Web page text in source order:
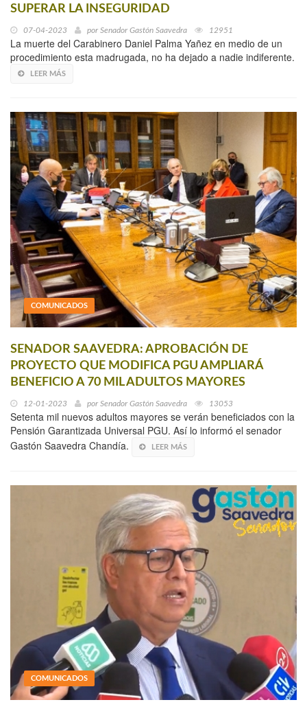
SUPERAR LA INSEGURIDAD
07-04-2023 por Senador Gastón Saavedra 12951
La muerte del Carabinero Daniel Palma Yañez en medio de un
procedimiento esta madrugada, no ha dejado a nadie indiferente.
LEER MÁS
COMUNICADOS
SENADOR SAAVEDRA: APROBACIÓN DE
PROYECTO QUE MODIFICA PGU AMPLIARÁ
BENEFICIO A 70 MIL ADULTOS MAYORES
12-01-2023 por Senador Gastón Saavedra 13053
Setenta mil nuevos adultos mayores se verán beneficiados con la
Pensión Garantizada Universal PGU. Así lo informó el senador
Gastón Saavedra Chandía.
LEER MÁS
COMUNICADOS